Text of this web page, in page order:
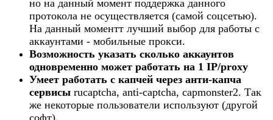
но на данный момент поддержка данного
протокола не осуществляется (самой соцсетью).
На данный моментт лучший выбор для работы с
аккаунтами - мобильные прокси.​
Возможность указать сколько аккаунтов
одновременно может работать на 1 IP/proxy
Умеет работать с капчей через анти-капча
сервисы rucaptcha, anti-captcha, capmonster2. Так
же некоторые пользователи используют (другой